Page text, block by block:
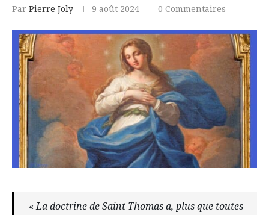
Par Pierre Joly 9 août 2024 0 Commentaires
«La doctrine de Saint Thomas a, plus que toutes